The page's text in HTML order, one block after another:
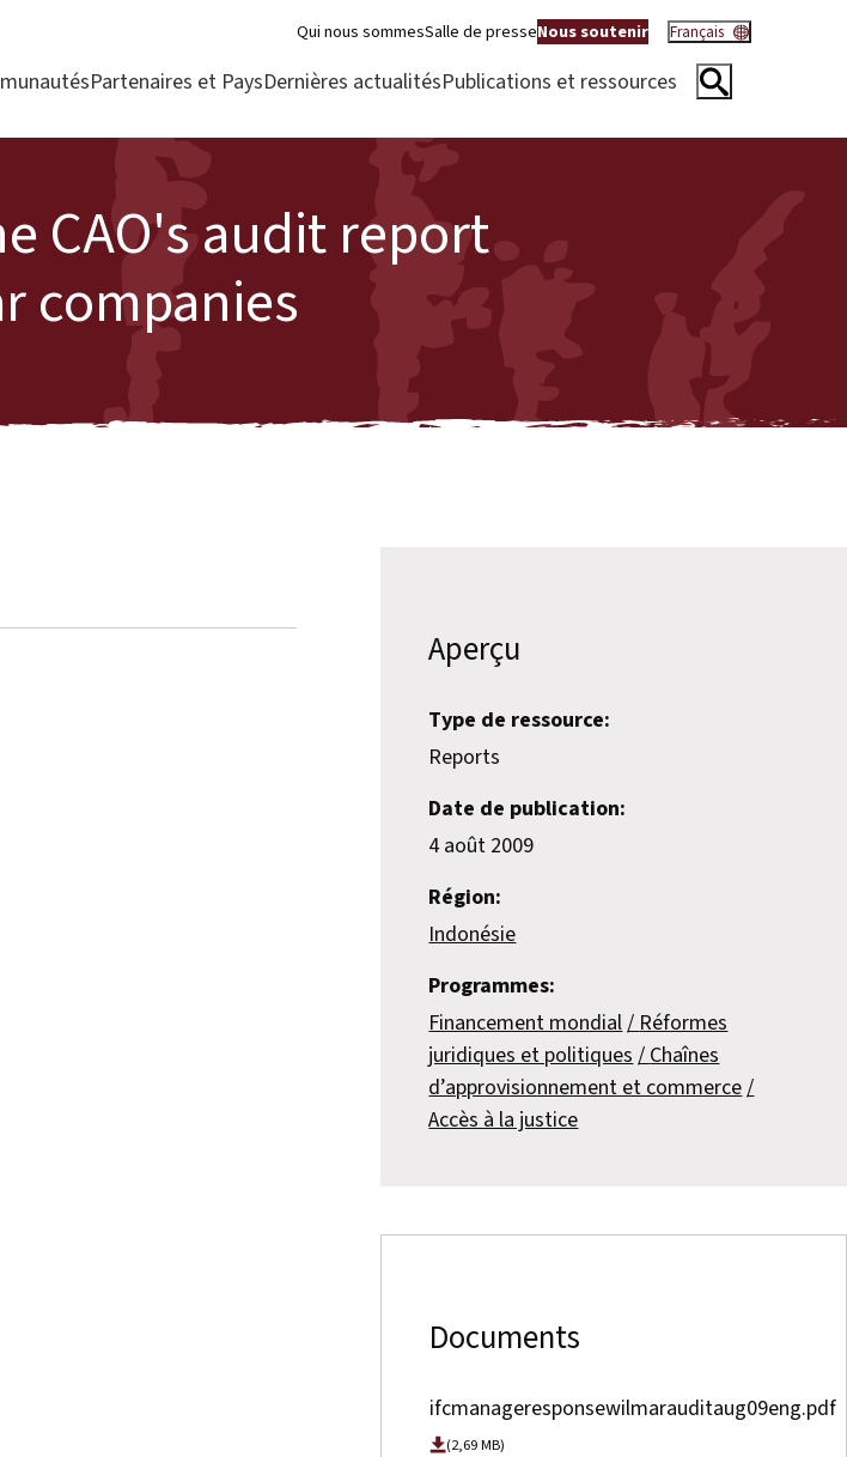
Qui nous sommesSalle de presseNous soutenir Français
Partenaires et PaysDernières actualitésPublications et ressources
CAO's audit report
companies
Aperçu
Type de ressource:
Reports
Date de publication:
4 août 2009
Région:
Indonésie
Programmes:
Financement mondial Réformes
juridiques et politiques Chaînes
d’approvisionnement et commerce
Accès à la justice
Documents
ifcmanageresponsewilmarauditaug09eng.pdf
(2,69 MB)